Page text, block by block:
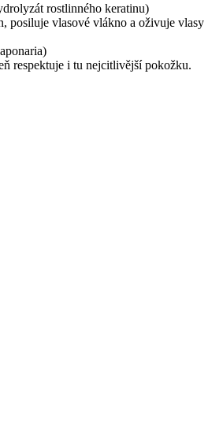
rostlinného keratinu)
posiluje vlasové vlákno a oživuje vlasy
respektuje i tu nejcitlivější pokožku.